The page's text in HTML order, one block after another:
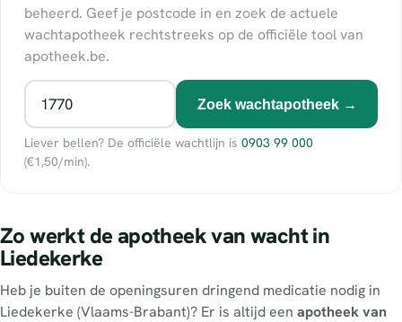
beheerd. Geef je postcode in en zoek de actuele
wachtapotheek rechtstreeks op de officiële tool van
apotheek.be.
Zoek wachtapotheek →
Liever bellen? De officiële wachtlijn is 0903 99 000
(€1,50/min).
Zo werkt de apotheek van wacht in
Liedekerke
Heb je buiten de openingsuren dringend medicatie nodig in
Liedekerke (Vlaams-Brabant)? Er is altijd een apotheek van